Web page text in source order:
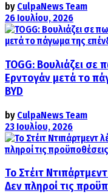
by CulpaNews Team
26 Ιουλίου, 2026
TOGG: Βουλιάζει σε
Ερντογάν μετά το
BYD
by CulpaNews Team
23 Ιουλίου, 2026
Το Στέιτ
Δεν πληροί τις